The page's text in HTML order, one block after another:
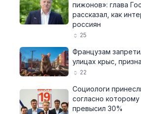
пижонов»: глава
рассказал, как
россиян
25
Французам
улицах крыс,
22
Социологи
согласно
превысил 30%